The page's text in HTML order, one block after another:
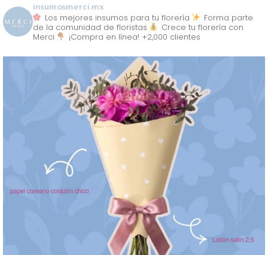
insumosmerci.mx
Los mejores insumos para tu florería
Forma parte
de la comunidad de floristas
Crece tu florería con
Merci
¡Compra en línea! +2,000 clientes